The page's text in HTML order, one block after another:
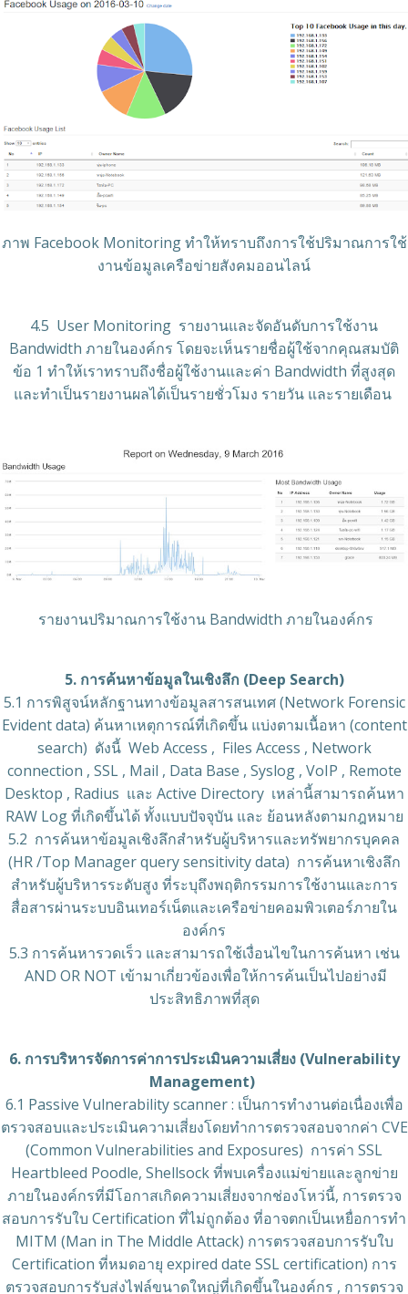
ภาพ Facebook Monitoring ทำให้ทราบถึงการใช้ปริมาณการใช้
งานข้อมูลเครือข่ายสังคมออนไลน์
4.5 User Monitoring รายงานและจัดอันดับการใช้งาน
Bandwidth ภายในองค์กร โดยจะเห็นรายชื่อผู้ใช้จากคุณสมบัติ
ข้อ 1 ทำให้เราทราบถึงชื่อผู้ใช้งานและค่า Bandwidth ที่สูงสุด
และทำเป็นรายงานผลได้เป็นรายชั่วโมง รายวัน และรายเดือน
รายงานปริมาณการใช้งาน Bandwidth ภายในองค์กร
5. การค้นหาข้อมูลในเชิงลึก (Deep Search)
5.1 การพิสูจน์หลักฐานทางข้อมูลสารสนเทศ (Network Forensic
Evident data) ค้นหาเหตุการณ์ที่เกิดขึ้น แบ่งตามเนื้อหา (content
search) ดังนี้ Web Access , Files Access , Network
connection , SSL , Mail , Data Base , Syslog , VoIP , Remote
Desktop , Radius และ Active Directory เหล่านี้สามารถค้นหา
RAW Log ที่เกิดขึ้นได้ ทั้งแบบปัจจุบัน และ ย้อนหลังตามกฎหมาย
5.2 การค้นหาข้อมูลเชิงลึกสำหรับผู้บริหารและทรัพยากรบุคคล
(HR /Top Manager query sensitivity data) การค้นหาเชิงลึก
สำหรับผู้บริหารระดับสูง ที่ระบุถึงพฤติกรรมการใช้งานและการ
สื่อสารผ่านระบบอินเทอร์เน็ตและเครือข่ายคอมพิวเตอร์ภายใน
องค์กร
5.3 การค้นหารวดเร็ว และสามารถใช้เงื่อนไขในการค้นหา เช่น
AND OR NOT เข้ามาเกี่ยวข้องเพื่อให้การค้นเป็นไปอย่างมี
ประสิทธิภาพที่สุด
6. การบริหารจัดการค่าการประเมินความเสี่ยง (Vulnerability
Management)
6.1 Passive Vulnerability scanner : เป็นการทำงานต่อเนื่องเพื่อ
ตรวจสอบและประเมินความเสี่ยงโดยทำการตรวจสอบจากค่า CVE
(Common Vulnerabilities and Exposures) การค่า SSL
Heartbleed Poodle, Shellsock ที่พบเครื่องแม่ข่ายและลูกข่าย
ภายในองค์กรที่มีโอกาสเกิดความเสี่ยงจากช่องโหว่นี้, การตรวจ
สอบการรับใบ Certification ที่ไม่ถูกต้อง ที่อาจตกเป็นเหยื่อการทำ
MITM (Man in The Middle Attack) การตรวจสอบการรับใบ
Certification ที่หมดอายุ expired date SSL certification) การ
ตรวจสอบการรับส่งไฟล์ขนาดใหญ่ที่เกิดขึ้นในองค์กร , การตรวจ